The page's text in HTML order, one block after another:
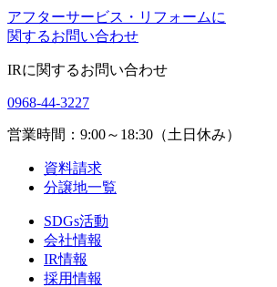
アフターサービス・リフォームに
関するお問い合わせ
IRに関するお問い合わせ
0968-44-3227
営業時間：9:00～18:30（土日休み）
資料請求
分譲地一覧
SDGs活動
会社情報
IR情報
採用情報